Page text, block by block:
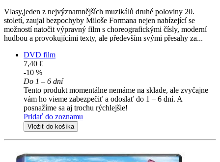
Vlasy,jeden z nejvýznamnějších muzikálů druhé poloviny 20.
století, zaujal bezpochyby Miloše Formana nejen nabízející se
možností natočit výpravný film s choreografickými čísly, moderní
hudbou a provokujícími texty, ale především svými přesahy za...
DVD film
7,40 €
-10 %
Do 1 – 6 dní
Tento produkt momentálne nemáme na sklade, ale zvyčajne
vám ho vieme zabezpečiť a odoslať do 1 – 6 dní. A
posnažíme sa aj trochu rýchlejšie!
Pridať do zoznamu
Vložiť do košíka